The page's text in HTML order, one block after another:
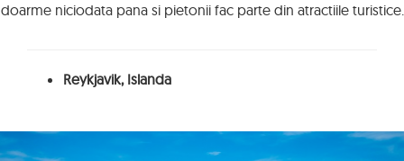
doarme niciodata pana si pietonii fac parte din atractiile turistice.
Reykjavik, Islanda